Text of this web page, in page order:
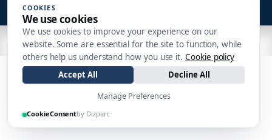
| Made by
COOKIES
We use cookies
We use cookies to improve your experience on our
website. Some are essential for the site to function, while
others help us understand how you use it. Cookie policy
Accept All
Decline All
Manage Preferences
CookieConsentby Dizparc